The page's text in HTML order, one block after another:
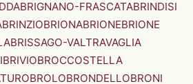
BRIGNANO-FRASCATABRINDISI
BRINZIOBRIONABRIONEBRIONE
BRISSAGO-VALTRAVAGLIA
BRIVIOBROCCOSTELLA
BROLOBRONDELLOBRONI